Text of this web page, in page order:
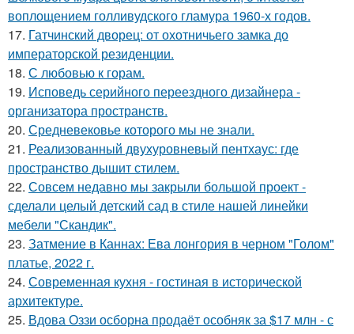
воплощением голливудского гламура 1960-х годов.
17. Гатчинский дворец: от охотничьего замка до
императорской резиденции.
18. С любовью к горам.
19. Исповедь серийного переездного дизайнера -
организатора пространств.
20. Средневековье которого мы не знали.
21. Реализованный двухуровневый пентхаус: где
пространство дышит стилем.
22. Совсем недавно мы закрыли большой проект -
сделали целый детский сад в стиле нашей линейки
мебели "Скандик".
23. Затмение в Каннах: Ева лонгория в черном "Голом"
платье, 2022 г.
24. Современная кухня - гостиная в исторической
архитектуре.
25. Вдова Оззи осборна продаёт особняк за $17 млн - с